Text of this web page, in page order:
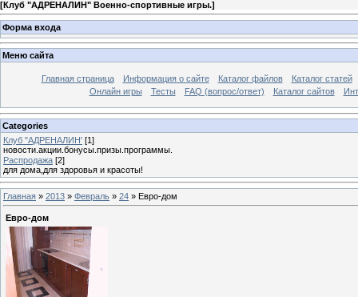
[Клуб "АДРЕНАЛИН" Военно-спортивные игры.]
Форма входа
Меню сайта
Главная страница Информация о сайте Каталог файлов
Каталог статей
Онлайн игры
Тесты FAQ (вопрос/ответ) Каталог сайтов
Categories
Клуб "АДРЕНАЛИН' [1]
новости.акции.бонусы.призы.программы.
Распродажа [2]
для дома,для здоровья и красоты!
Главная » 2013 » Февраль » 24 » Евро-дом
Евро-дом